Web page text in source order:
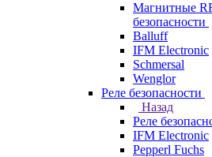
Магнитные
безопасности
Balluff
IFM Electronic
Schmersal
Wenglor
Реле безопасности
Назад
Реле
IFM Electronic
Pepperl Fuchs